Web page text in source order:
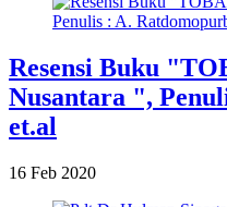
Resensi Buku
Nusantara ",
et.al
16 Feb 2020